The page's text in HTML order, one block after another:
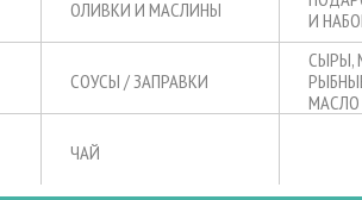
ОЛИВКИ И МАСЛИНЫ
И
СОУСЫ / ЗАПРАВКИ
СЫРЫ,
МАСЛО
ЧАЙ